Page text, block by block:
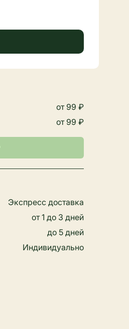
от 99 ₽
от 99 ₽
Экспресс доставка
от 1 до 3 дней
до 5 дней
Индивидуально